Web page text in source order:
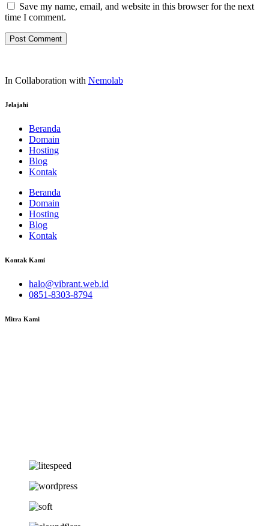
Save my name, email, and website in this browser for the next
time I comment.
In Collaboration with Nemolab
Jelajahi
Beranda
Domain
Hosting
Blog
Kontak
Beranda
Domain
Hosting
Blog
Kontak
Kontak Kami
halo@vibrant.web.id
0851-8303-8794
Mitra Kami